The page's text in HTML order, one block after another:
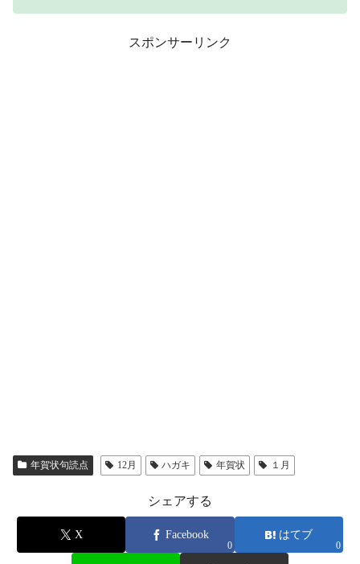
スポンサーリンク
年賀状句読点 12月 ハガキ 年賀状 １月
シェアする
X Facebook
0
はてブ
0